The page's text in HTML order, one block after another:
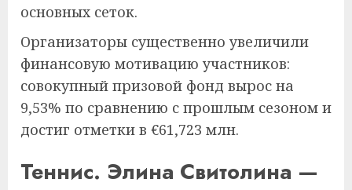
основных сеток.
Организаторы существенно увеличили
финансовую мотивацию участников:
совокупный призовой фонд вырос на
9,53% по сравнению с прошлым сезоном и
достиг отметки в €61,723 млн.
Теннис. Элина Свитолина —